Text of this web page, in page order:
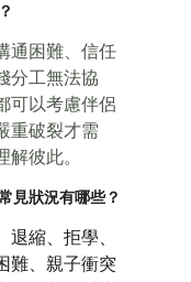
通困難、信任
分工無法協
可以考慮伴侶
重破裂才需
彼此。
見狀況有哪些？
縮、拒學、
難、親子衝突